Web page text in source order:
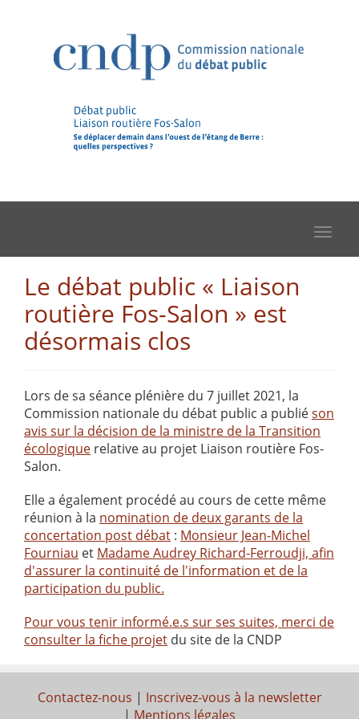
Toggle
Le débat public « Liaison
routière Fos-Salon » est
désormais clos
Lors de sa séance plénière du 7 juillet 2021, la
Commission nationale du débat public a publiéson
avis sur la décision de la ministre de la Transition
écologique relative au projet Liaison routière Fos-
Salon.
Elle a également procédé au cours de cette même
réunion à la nomination de deux garants de la
concertation post débat : Monsieur Jean-Michel
Fourniau et Madame Audrey Richard-Ferroudji, afin
d'assurer la continuité de l'information et de la
participation du public.
Pour vous tenir informé.e.s sur ses suites, merci de
consulter la fiche projet du site de la CNDP
Contactez-nous | Inscrivez-vous à la newsletter
| Mentions légales